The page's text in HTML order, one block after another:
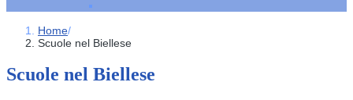
Home/
Scuole nel Biellese
Scuole nel Biellese